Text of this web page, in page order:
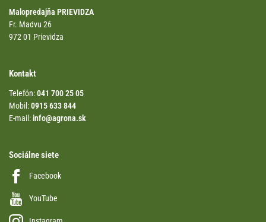
Malopredajňa PRIEVIDZA
Fr. Madvu 26
972 01 Prievidza
Kontakt
Telefón:041 700 25 05
Mobil:0915 633 844
E-mail:info@agrona.sk
Sociálne siete
Facebook
YouTube